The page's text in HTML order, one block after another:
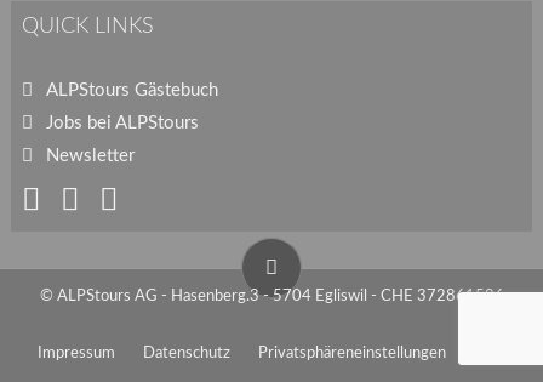
QUICK LINKS
ALPStours Gästebuch
Jobs bei ALPStours
Newsletter
© ALPStours AG - Hasenberg.3 - 5704 Egliswil - CHE 372861586
Impressum Datenschutz Privatsphäreneinstellungen